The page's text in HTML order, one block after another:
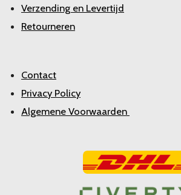
Verzending en Levertijd
Retourneren
Contact
Privacy Policy
Algemene Voorwaarden